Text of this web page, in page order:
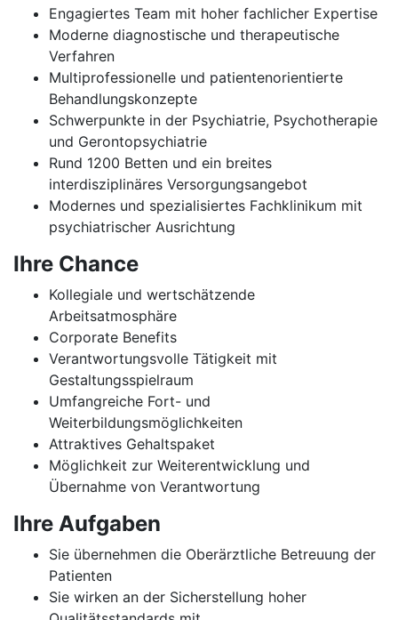
Engagiertes Team mit hoher fachlicher Expertise
Moderne diagnostische und therapeutische
Verfahren
Multiprofessionelle und patientenorientierte
Behandlungskonzepte
Schwerpunkte in der Psychiatrie, Psychotherapie
und Gerontopsychiatrie
Rund 1200 Betten und ein breites
interdisziplinäres Versorgungsangebot
Modernes und spezialisiertes Fachklinikum mit
psychiatrischer Ausrichtung
Ihre Chance
Kollegiale und wertschätzende
Arbeitsatmosphäre
Corporate Benefits
Verantwortungsvolle Tätigkeit mit
Gestaltungsspielraum
Umfangreiche Fort- und
Weiterbildungsmöglichkeiten
Attraktives Gehaltspaket
Möglichkeit zur Weiterentwicklung und
Übernahme von Verantwortung
Ihre Aufgaben
Sie übernehmen die Oberärztliche Betreuung der
Patienten
Sie wirken an der Sicherstellung hoher